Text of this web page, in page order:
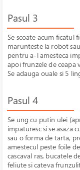
Pasul 3
Se scoate acum ficatul
marunteste la robot
pentru a-l amesteca
apoi frunzele de
Se adauga ouale si 5
Pasul 4
Se ung cu putin ulei
impaturesc si se asaza
sau o forma de tarta,
amestecul peste foile
cascaval ras, bucatele
feliute si cateva